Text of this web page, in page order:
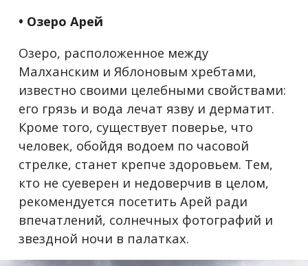
• Озеро Арей
Озеро, расположенное между
Малханским и Яблоновым хребтами,
известно своими целебными свойствами:
его грязь и вода лечат язву и дерматит.
Кроме того, существует поверье, что
человек, обойдя водоем по часовой
стрелке, станет крепче здоровьем. Тем,
кто не суеверен и недоверчив в целом,
рекомендуется посетить Арей ради
впечатлений, солнечных фотографий и
звездной ночи в палатках.